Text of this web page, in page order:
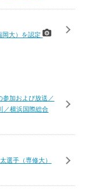
岡大）を認定
加および放送／
／横浜国際総合
選手（専修大）